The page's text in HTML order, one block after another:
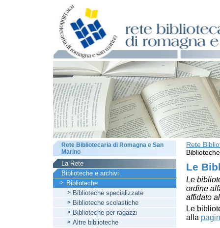
Rete
Biblioteche
Le
Le
ordine
affidato
Le
alla
Rete Bibliotecaria di Romagna e San
Marino
La Rete
Biblioteche e archivi
Biblioteche
Biblioteche specializzate
Biblioteche scolastiche
Biblioteche per ragazzi
Altre biblioteche